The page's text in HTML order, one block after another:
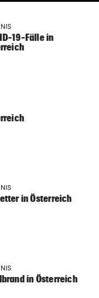
19-Fälle in
in Österreich
in Österreich